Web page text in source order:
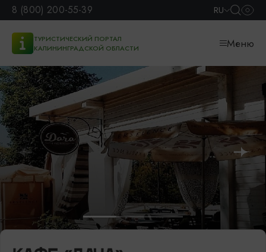
8 (800) 200-55-39 RU
ТУРИСТИЧЕСКИЙ ПОРТАЛ
КАЛИНИНГРАДСКОЙ ОБЛАСТИ
Меню